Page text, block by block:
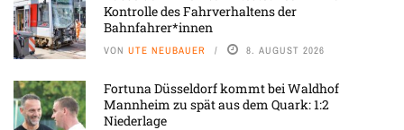
Kontrolle des Fahrverhaltens der
Bahnfahrer*innen
VON UTE NEUBAUER 8. AUGUST 2026
Fortuna Düsseldorf kommt bei Waldhof
Mannheim zu spät aus dem Quark: 1:2
Niederlage